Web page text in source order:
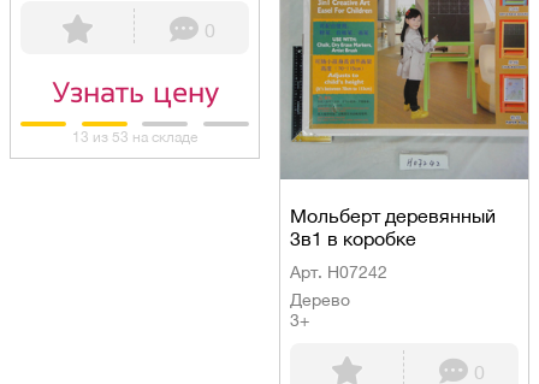
0
Узнать цену
13 из 53 на складе
Мольберт деревянный
3в1 в коробке
Арт. H07242
Дерево
3+
0